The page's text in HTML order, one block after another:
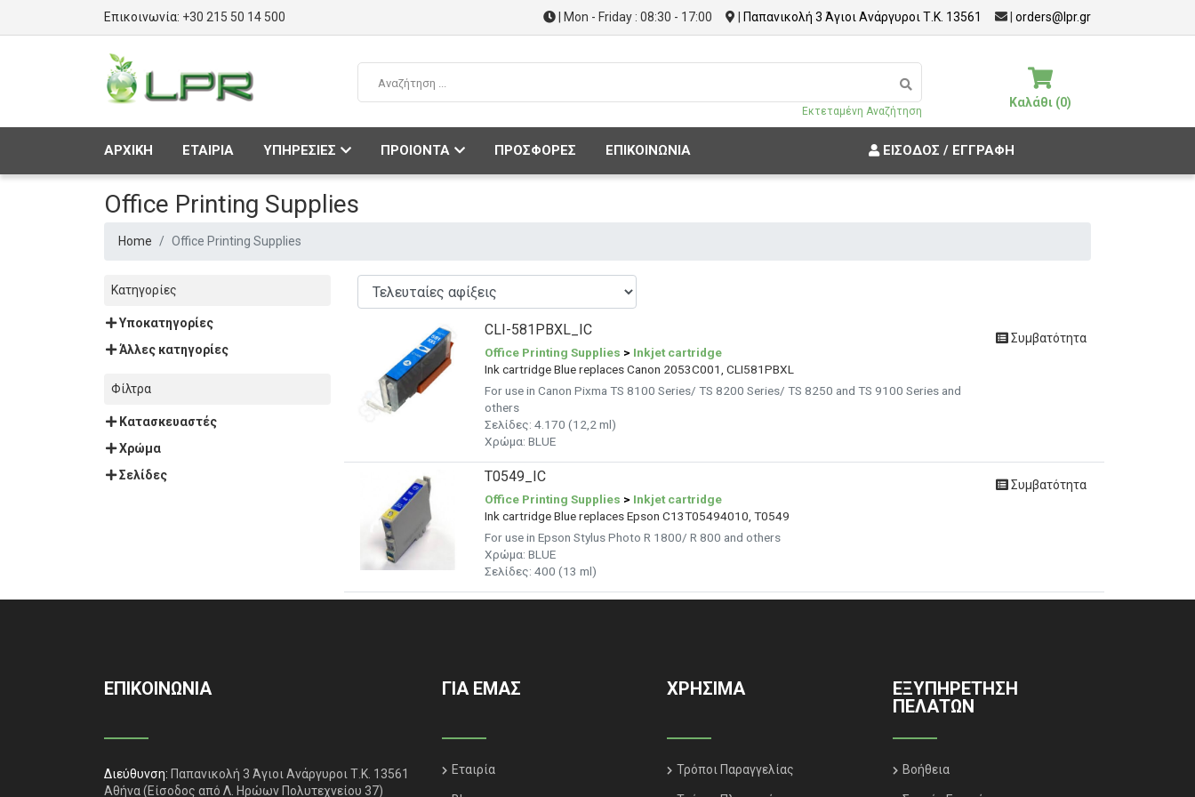
Επικοινωνία: +30 215 50 14 500 | Mon - Friday : 08:30 - 17:00 Παπανικολή 3 Άγιοι Ανάργυροι Τ.Κ. 13561 orders@lpr.gr
Εκτεταμένη Αναζήτηση
Καλάθι (0)
ΑΡΧΙΚΗ ΕΤΑΙΡΙΑ ΥΠΗΡΕΣΙΕΣ ΠΡΟΙΟΝΤΑ ΠΡΟΣΦΟΡΕΣ ΕΠΙΚΟΙΝΩΝΙΑ ΕΊΣΟΔΟΣ / ΕΓΓΡΑΦΉ
Office Printing Supplies
Home Office Printing Supplies
Κατηγορίες
Υποκατηγορίες
Άλλες κατηγορίες
Φίλτρα
Κατασκευαστές
Χρώμα
Σελίδες
CLI-581PBXL_IC
Office Printing Supplies > Inkjet cartridge
Ink cartridge Blue replaces Canon 2053C001, CLI581PBXL
For use in Canon Pixma TS 8100 Series/ TS 8200 Series/ TS 8250 and TS 9100 Series and
others
Σελίδες: 4.170 (12,2 ml)
Χρώμα: BLUE
Συμβατότητα
T0549_IC
Office Printing Supplies > Inkjet cartridge
Ink cartridge Blue replaces Epson C13T05494010, T0549
For use in Epson Stylus Photo R 1800/ R 800 and others
Χρώμα: BLUE
Σελίδες: 400 (13 ml)
Συμβατότητα
ΕΠΙΚΟΙΝΩΝΙΑ
Διεύθυνση: Παπανικολή 3 Άγιοι Ανάργυροι Τ.Κ. 13561
Αθήνα(Είσοδος από Λ. Ηρώων Πολυτεχνείου 37)
ΓΙΑ ΕΜΑΣ
Εταιρία
ΧΡΗΣΙΜΑ
Τρόποι Παραγγελίας
ΕΞΥΠΗΡΈΤΗΣΗ
ΠΕΛΑΤΏΝ
Βοήθεια